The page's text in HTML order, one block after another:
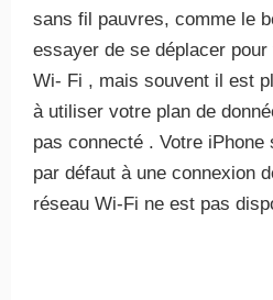
sans fil pauvres, comme le
essayer de se déplacer
Wi- Fi , mais souvent il est
à utiliser votre plan de
pas connecté . Votre iPhone
par défaut à une connexion
réseau Wi-Fi ne est pas